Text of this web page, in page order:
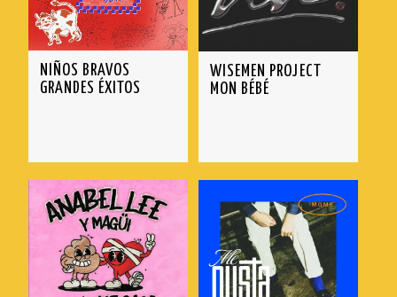
NIÑOS BRAVOS
GRANDES ÉXITOS
WISEMEN PROJECT
MON BÉBÉ